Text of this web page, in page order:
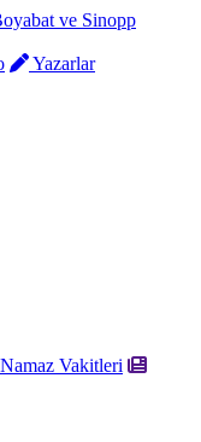
Yazarlar
Namaz Vakitleri